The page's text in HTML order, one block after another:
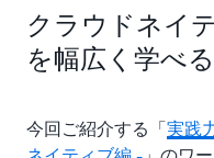
クラウドネイ
を幅広く学べ
今回ご紹介する「実践